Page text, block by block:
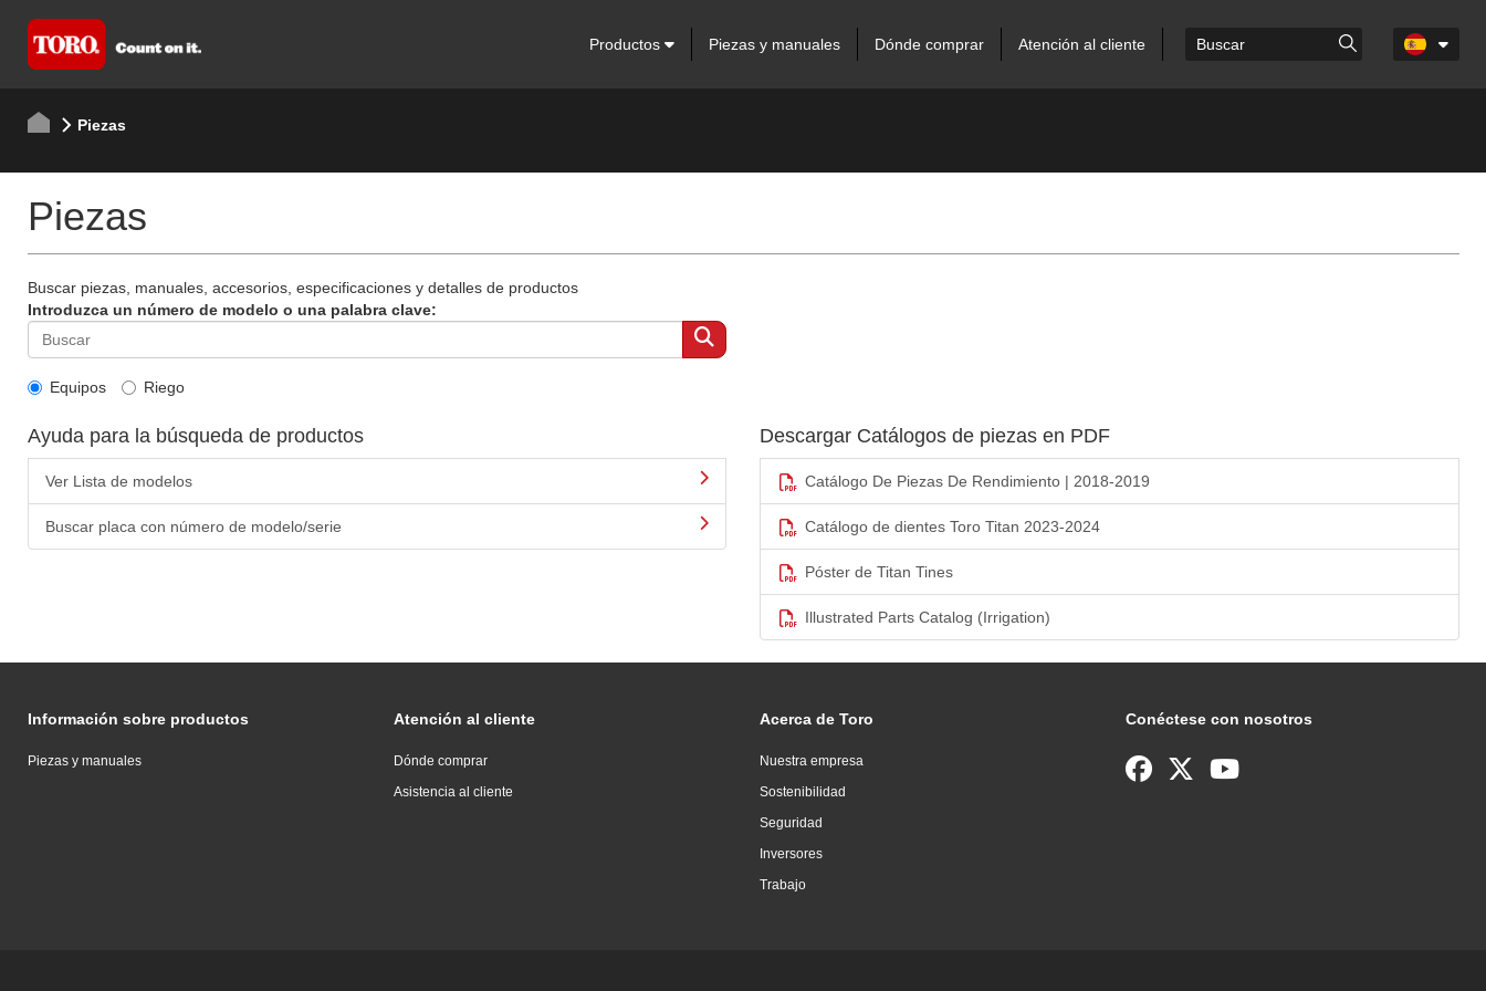
Productos Piezas y manuales Dónde comprar Atención al cliente
Piezas
Piezas
Buscar piezas, manuales, accesorios, especificaciones y detalles de productos
Introduzca un número de modelo o una palabra clave:
Equipos Riego
Ayuda para la búsqueda de productos
Ver Lista de modelos
Buscar placa con número de modelo/serie
Descargar Catálogos de piezas en PDF
Catálogo De Piezas De Rendimiento | 2018-2019
Catálogo de dientes Toro Titan 2023-2024
Póster de Titan Tines
Illustrated Parts Catalog (Irrigation)
Información sobre productos
Piezas y manuales
Atención al cliente
Dónde comprar
Asistencia al cliente
Acerca de Toro
Nuestra empresa
Sostenibilidad
Seguridad
Inversores
Trabajo
Conéctese con nosotros